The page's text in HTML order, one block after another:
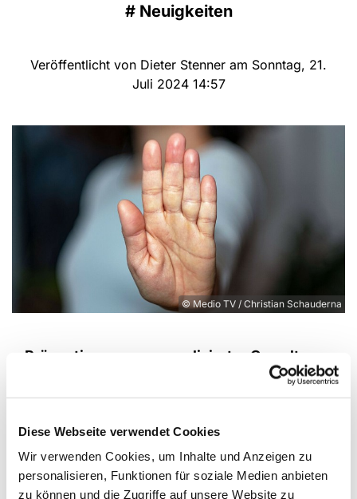
Diese Webseite verwendet Cookies
Wir verwenden Cookies, um Inhalte und Anzeigen zu
personalisieren, Funktionen für soziale Medien anbieten
zu können und die Zugriffe auf unsere Website zu
# Neuigkeiten
Veröffentlicht von Dieter Stenner am Sonntag, 21.
Juli 2024 14:57
© Medio TV / Christian Schauderna
Prävention gegen sexualisierter Gewalt
Eine große Zahl bekannter Fälle sexuellen
Mißbrauchs in den vergangenen Jahrzehnten in
oder häufig gar nicht stattgefundene Aufklärung
und Aufarbeitung hat großen Schaden hinterlassen
- vor allem bei den Betroffenen, aber auch in den